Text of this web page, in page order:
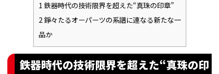
1鉄器時代の技術限界を超えた“真珠の印章”
2錚々たるオーパーツの系譜に連なる新たな一
品か
鉄器時代の技術限界を超えた“真珠の印